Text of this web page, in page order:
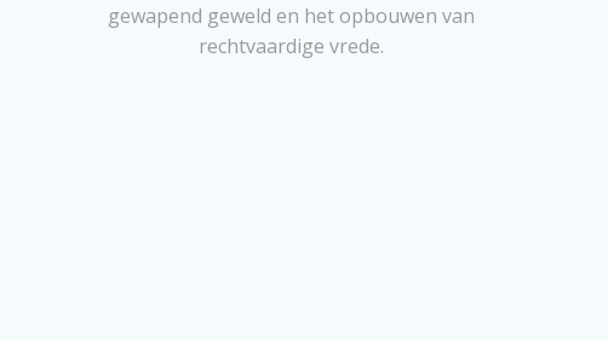
gewapend geweld en het opbouwen van
rechtvaardige vrede.